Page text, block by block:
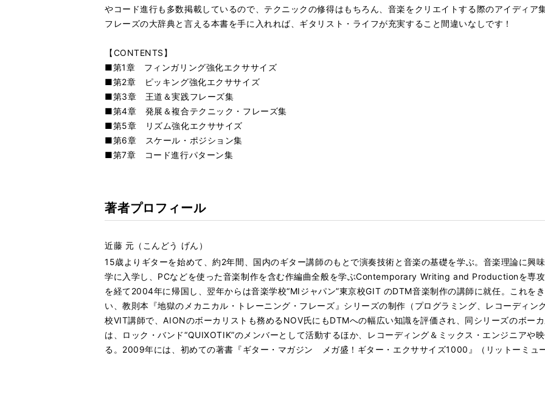
す
る
再
生
Ex.449（ジャズ・フレーズ）
す
る
再
生
す
Ex.512（ドロップDチューニング・フレーズ）
再
す
る
Ex.613（スウィープ・ピッキング系フレーズ）
再
生
す
る
Ex.621（エコノミー・ピッキング系フレーズ）
再
生
Ex.633（タッピング系フレーズ）
す
再
る
生
す
る
再
生
す
る
Ex.725（5音区切りフレーズ）
やコード進行も多数掲載しているので、テクニックの修得はもちろん、音楽をクリエイトする際のアイディア
フレーズの大辞典と言える本書を手に入れれば、ギタリスト・ライフが充実すること間違いなしです！
【CONTENTS】
■第1章 フィンガリング強化エクササイズ
■第2章 ピッキング強化エクササイズ
■第3章 王道＆実践フレーズ集
■第4章 発展＆複合テクニック・フレーズ集
■第5章 リズム強化エクササイズ
■第6章 スケール・ポジション集
■第7章 コード進行パターン集
著者プロフィール
近藤 元（こんどう げん）
15歳よりギターを始めて、約2年間、国内のギター講師のもとで演奏技術と音楽の基礎を学ぶ。音楽理論に興
学に入学し、PCなどを使った音楽制作を含む作編曲全般を学ぶContemporary Writing and Productionを専
を経て2004年に帰国し、翌年からは音楽学校“MIジャパン”東京校GIT のDTM音楽制作の講師に就任。これを
い、教則本『地獄のメカニカル・トレーニング・フレーズ』シリーズの制作（プログラミング、レコーディン
校VIT講師で、AIONのボーカリストも務めるNOV氏にもDTMへの幅広い知識を評価され、同シリーズのボー
は、ロック・バンド“QUIXOTIK”のメンバーとして活動するほか、レコーディング＆ミックス・エンジニアや
る。2009年には、初めての著書『ギター・マガジン メガ盛！ギター・エクササイズ1000』（リットーミュ